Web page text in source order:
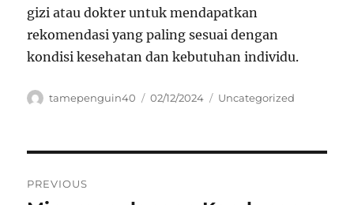
gizi atau dokter untuk mendapatkan
rekomendasi yang paling sesuai dengan
kondisi kesehatan dan kebutuhan individu.
Author
tamepenguin40
Posted
02/12/2024 Categories
Uncategorized
PREVIOUS